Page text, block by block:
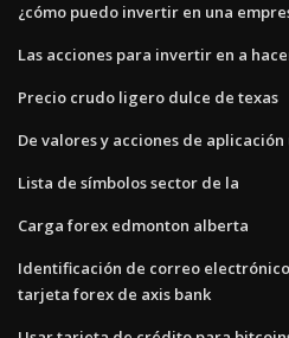
¿cómo puedo invertir en una
Las acciones para invertir en a
Precio crudo ligero dulce de texas
De valores y acciones de aplicación
Lista de símbolos sector de la
Carga forex edmonton alberta
Identificación de correo
tarjeta forex de axis bank